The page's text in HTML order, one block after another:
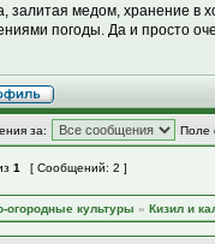
залитая медом, хранение в
погоды. Да и просто
за: Поле
1 [ Сообщений: 2 ]
огородные культуры » Кизил и